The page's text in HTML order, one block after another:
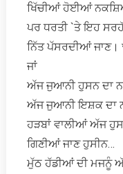
ਖਿੱਚੀਆਂ ਹੋਈਆਂ
ਪਰ ਧਰਤੀ `ਤੇ ਇਹ
ਨਿੱਤ ਪੱਸਰਦੀਆਂ ਜਾਣ।
ਜਾਂ
ਅੱਜ ਜੁਆਨੀ ਹੁਸਨ ਦਾ
ਅੱਜ ਜੁਆਨੀ ਇਸ਼ਕ ਦਾ
ਹੜਬਾਂ ਵਾਲੀਆਂ ਅੱਜ
ਗਿਣੀਆਂ ਜਾਣ ਹੁਸੀਨ…
ਮੁੱਠ ਹੱਡੀਆਂ ਦੀ ਮਜਨੂੰ